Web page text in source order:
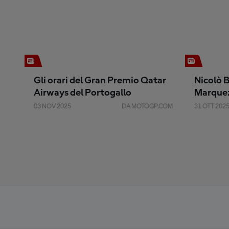
Gli orari del Gran Premio Qatar
Airways del Portogallo
03 NOV 2025 DA MOTOGP.COM
Nicolò
Valencia
31 OTT 2025